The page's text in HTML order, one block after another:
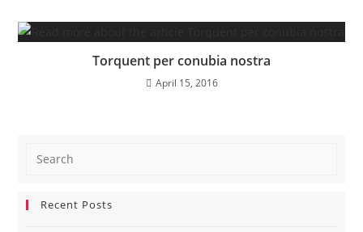
Torquent per conubia nostra
April 15, 2016
Recent Posts